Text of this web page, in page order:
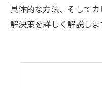
具体的な方法、そして
解決策を詳しく解説しま